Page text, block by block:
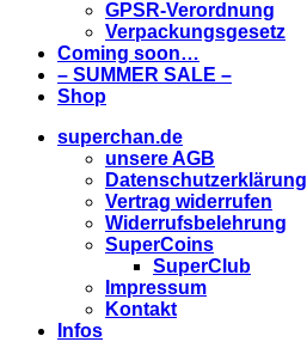
GPSR-Verordnung
Verpackungsgesetz
Coming soon…
– SUMMER SALE –
Shop
superchan.de
unsere AGB
Datenschutzerklärung
Vertrag widerrufen
Widerrufsbelehrung
SuperCoins
SuperClub
Impressum
Kontakt
Infos